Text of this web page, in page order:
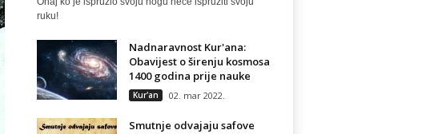
ruku!
Nadnaravnost Kur'ana:
Obavijest o širenju kosmosa
1400 godina prije nauke
Kur'an 02. mar 2022.
Smutnje odvajaju safove